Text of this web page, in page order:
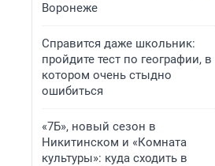
Воронеже
Справится даже школьник:
пройдите тест по географии, в
котором очень стыдно
ошибиться
«7Б», новый сезон в
Никитинском и «Комната
культуры»: куда сходить в